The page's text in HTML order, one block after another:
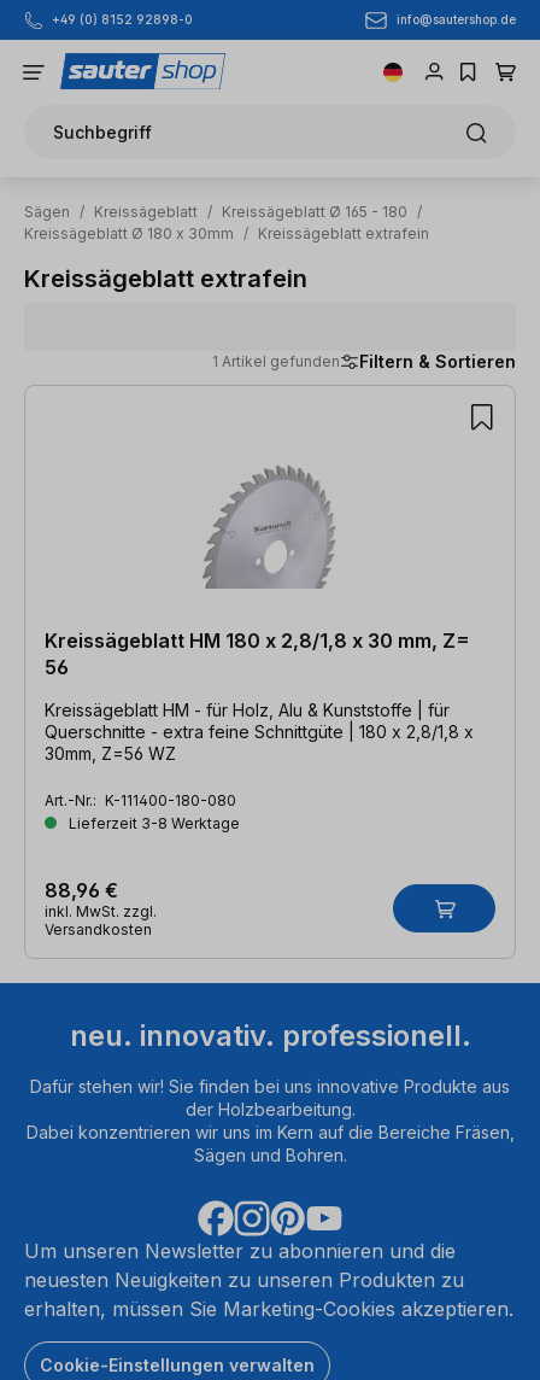
Zum Hauptinhalt springen
+49 (0) 8152 92898-0 info@sautershop.de
Suchbegriff
Sägen / Kreissägeblatt / Kreissägeblatt Ø 165 - 180
/
Kreissägeblatt Ø 180 x 30mm
/ Kreissägeblatt extrafein
Kreissägeblatt extrafein
1 Artikel gefunden Filtern & Sortieren
1 Artikel gefunden
Kreissägeblatt HM 180 x 2,8/1,8 x 30 mm, Z=
56
Kreissägeblatt HM - für Holz, Alu & Kunststoffe | für
Querschnitte - extra feine Schnittgüte | 180 x 2,8/1,8 x
30mm, Z=56 WZ
Art.-Nr.: K-111400-180-080
Lieferzeit 3-8 Werktage
88,96 €
inkl. MwSt. zzgl.
Versandkosten
neu. innovativ. professionell.
Dafür stehen wir! Sie finden bei uns innovative Produkte aus
der Holzbearbeitung.
Dabei konzentrieren wir uns im Kern auf die Bereiche Fräsen,
Sägen und Bohren.
Um unseren Newsletter zu abonnieren und die
neuesten Neuigkeiten zu unseren Produkten zu
erhalten, müssen Sie Marketing-Cookies akzeptieren.
Cookie-Einstellungen verwalten